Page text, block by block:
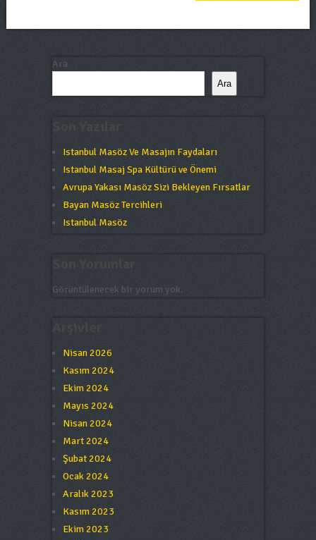
Ara
Ara
Istanbul Masöz Ve Masajın Faydaları
Istanbul Masaj Spa Kültürü ve Önemi
Avrupa Yakası Masöz Sizi Bekleyen Fırsatlar
Bayan Masöz Tercihleri
Istanbul Masöz
Görüntülenecek bir yorum yok.
Nisan 2026
Kasım 2024
Ekim 2024
Mayıs 2024
Nisan 2024
Mart 2024
Şubat 2024
Ocak 2024
Aralık 2023
Kasım 2023
Ekim 2023